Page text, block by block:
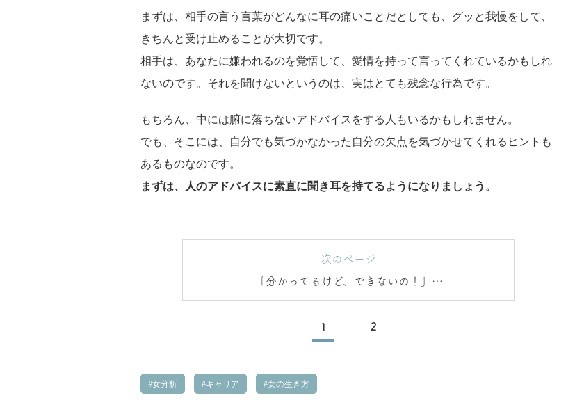
まずは、相手の言う言葉がどんなに耳の痛いことだとしても、グッと我慢をして、
きちんと受け止めることが大切です。
相手は、あなたに嫌われるのを覚悟して、愛情を持って言ってくれているかもしれ
ないのです。それを聞けないというのは、実はとても残念な行為です。
もちろん、中には腑に落ちないアドバイスをする人もいるかもしれません。
でも、そこには、自分でも気づかなかった自分の欠点を気づかせてくれるヒントも
あるものなのです。
まずは、人のアドバイスに素直に聞き耳を持てるようになりましょう。
次のページ
「分かってるけど、できないの！」と
思ってない？
1 2
女分析 キャリア 女の生き方